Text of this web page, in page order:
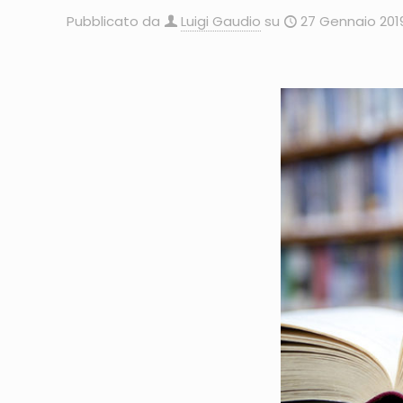
Pubblicato da Luigi Gaudio su 27 Gennaio